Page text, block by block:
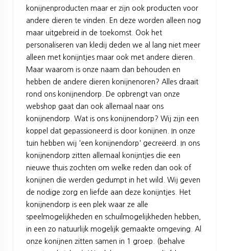
konijnenproducten maar er zijn ook producten voor
andere dieren te vinden. En deze worden alleen nog
maar uitgebreid in de toekomst. Ook het
personaliseren van kledij deden we al lang niet meer
alleen met konijntjes maar ook met andere dieren.
Maar waarom is onze naam dan behouden en
hebben de andere dieren konijnenoren? Alles draait
rond ons konijnendorp. De opbrengt van onze
webshop gaat dan ook allemaal naar ons
konijnendorp. Wat is ons konijnendorp? Wij zijn een
koppel dat gepassioneerd is door konijnen. In onze
tuin hebben wij 'een konijnendorp' gecreëerd. In ons
konijnendorp zitten allemaal konijntjes die een
nieuwe thuis zochten om welke reden dan ook of
konijnen die werden gedumpt in het wild. Wij geven
de nodige zorg en liefde aan deze konijntjes. Het
konijnendorp is een plek waar ze alle
speelmogelijkheden en schuilmogelijkheden hebben,
in een zo natuurlijk mogelijk gemaakte omgeving. Al
onze konijnen zitten samen in 1 groep. (behalve